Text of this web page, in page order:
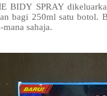
BIDY SPRAY
bagi 250ml satu botol.
sahaja.